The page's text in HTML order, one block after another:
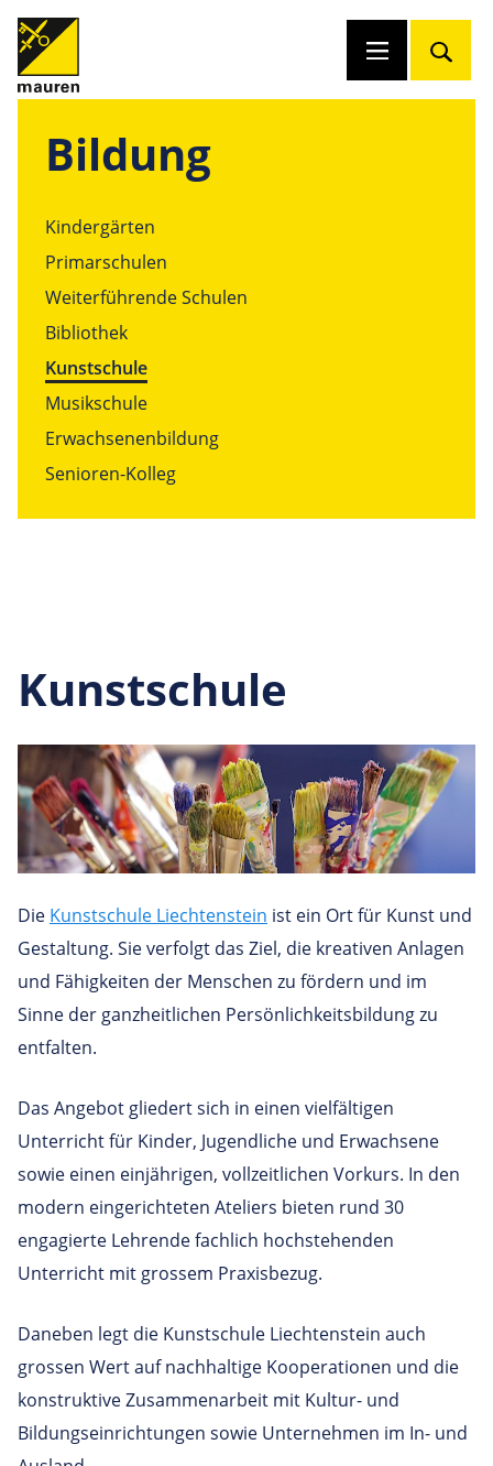
Bildung
Kindergärten
Primarschulen
Weiterführende Schulen
Bibliothek
Kunstschule
Musikschule
Erwachsenenbildung
Senioren-Kolleg
Kunstschule
Die Kunstschule Liechtenstein ist ein Ort für Kunst und
Gestaltung. Sie verfolgt das Ziel, die kreativen Anlagen
und Fähigkeiten der Menschen zu fördern und im
Sinne der ganzheitlichen Persönlichkeitsbildung zu
entfalten.
Das Angebot gliedert sich in einen vielfältigen
Unterricht für Kinder, Jugendliche und Erwachsene
sowie einen einjährigen, vollzeitlichen Vorkurs. In den
modern eingerichteten Ateliers bieten rund 30
engagierte Lehrende fachlich hochstehenden
Unterricht mit grossem Praxisbezug.
Daneben legt die Kunstschule Liechtenstein auch
grossen Wert auf nachhaltige Kooperationen und die
konstruktive Zusammenarbeit mit Kultur- und
Bildungseinrichtungen sowie Unternehmen im In- und